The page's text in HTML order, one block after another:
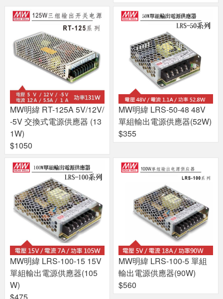
MW明緯 RT-125A 5V/12V/
-5V 交換式電源供應器 (13
1W)
$1050
MW明緯 LRS-50-48 48V
單組輸出電源供應器(52W)
$355
MW明緯 LRS-100-15 15V
單組輸出電源供應器(105
W)
$475
MW明緯 LRS-100-5 單組
輸出電源供應器(90W)
$560